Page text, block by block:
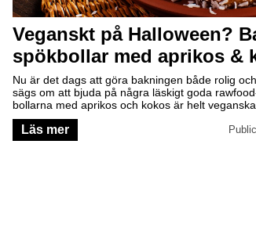
Veganskt på Halloween?
spökbollar med aprikos &
Nu är det dags att göra bakningen både rolig
sägs om att bjuda på några läskigt goda
bollarna med aprikos och kokos är helt
perfekta för alla hälsoentusiaster som vill njuta av
utan dåligt samvete. Dessutom kräver de ingen
att till och med spöken kan fixa dem!
Läs mer